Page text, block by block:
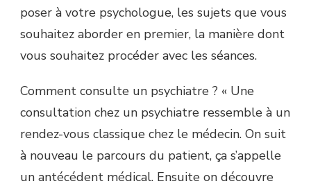
poser à votre psychologue, les sujets que vous
souhaitez aborder en premier, la manière dont
vous souhaitez procéder avec les séances.
Comment consulte un psychiatre ? « Une
consultation chez un psychiatre ressemble à un
rendez-vous classique chez le médecin. On suit
à nouveau le parcours du patient, ça s’appelle
un antécédent médical. Ensuite on découvre